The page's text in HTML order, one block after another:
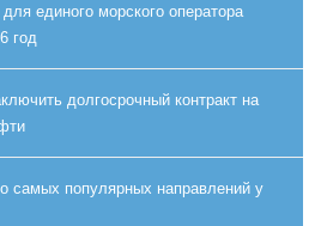
единого морского оператора
год
долгосрочный контракт на
самых популярных направлений у